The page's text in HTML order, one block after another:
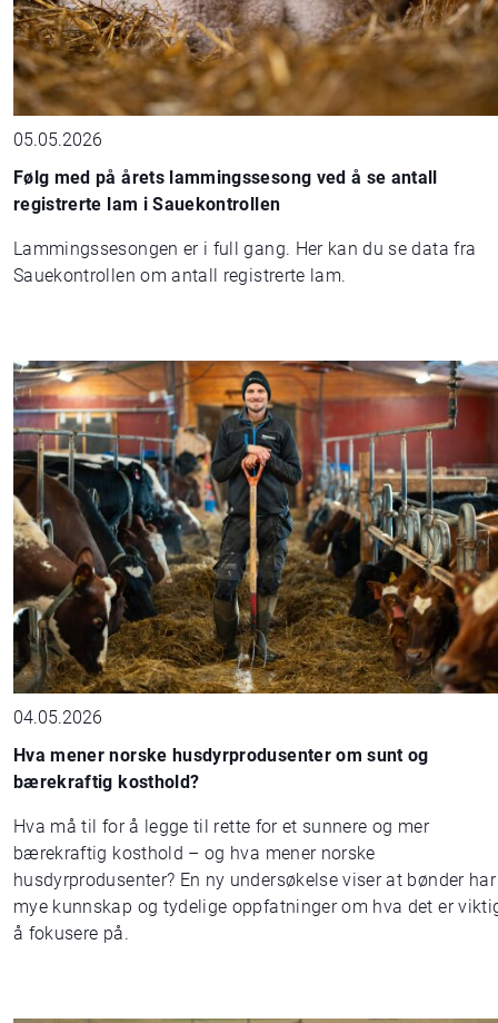
05.05.2026
Følg med på årets lammingssesong ved å se antall
registrerte lam i Sauekontrollen
Lammingssesongen er i full gang. Her kan du se data fra
Sauekontrollen om antall registrerte lam.
04.05.2026
Hva mener norske husdyrprodusenter om sunt og
bærekraftig kosthold?
Hva må til for å legge til rette for et sunnere og mer
bærekraftig kosthold – og hva mener norske
husdyrprodusenter? En ny undersøkelse viser at bønder har
mye kunnskap og tydelige oppfatninger om hva det er
å fokusere på.